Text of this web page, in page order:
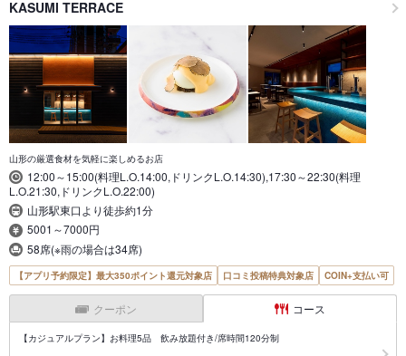
KASUMI TERRACE
山形の厳選食材を気軽に楽しめるお店
12:00～15:00(料理L.O.14:00,ドリンクL.O.14:30),17:30～22:30(料理
L.O.21:30,ドリンクL.O.22:00)
山形駅東口より徒歩約1分
5001～7000円
58席(※雨の場合は34席)
【アプリ予約限定】最大350ポイント還元対象店 口コミ投稿特典対象店 COIN+支払い可
クーポン コース
【カジュアルプラン】お料理5品 飲み放題付き/席時間120分制